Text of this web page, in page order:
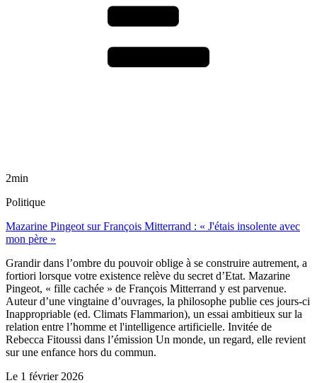
2min
Politique
Mazarine Pingeot sur François Mitterrand : « J'étais insolente avec
mon père »
Grandir dans l’ombre du pouvoir oblige à se construire autrement, a
fortiori lorsque votre existence relève du secret d’Etat. Mazarine
Pingeot, « fille cachée » de François Mitterrand y est parvenue.
Auteur d’une vingtaine d’ouvrages, la philosophe publie ces jours-ci
Inappropriable (ed. Climats Flammarion), un essai ambitieux sur la
relation entre l’homme et l'intelligence artificielle. Invitée de
Rebecca Fitoussi dans l’émission Un monde, un regard, elle revient
sur une enfance hors du commun.
Le 1 février 2026